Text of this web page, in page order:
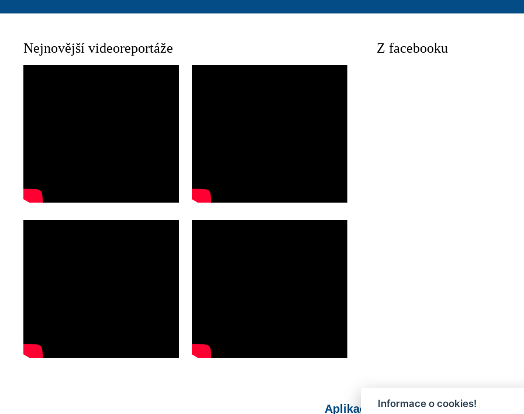
Nejnovější videoreportáže Z facebooku
Aplikace Mobilní rozhlas
Informace o cookies!